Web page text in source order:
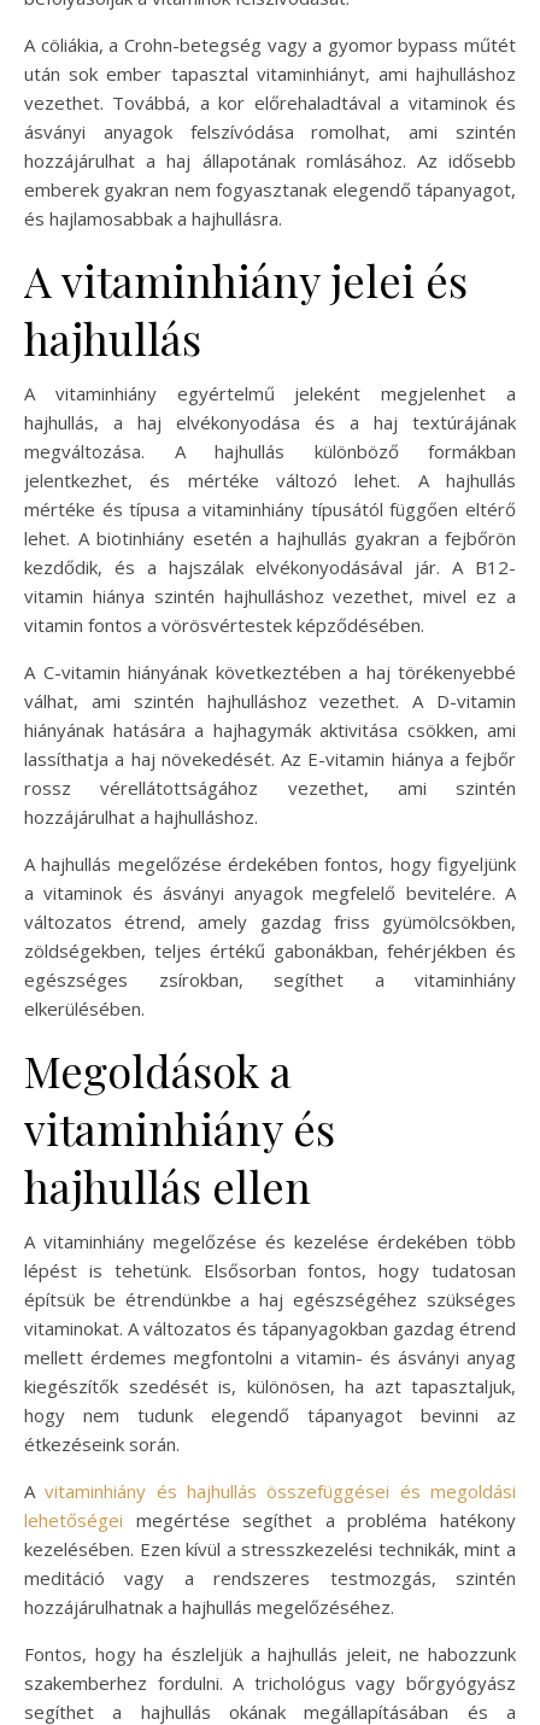
A cöliákia, a Crohn-betegség vagy a gyomor bypass műtét
után sok ember tapasztal vitaminhiányt, ami hajhulláshoz
vezethet. Továbbá, a kor előrehaladtával a vitaminok és
ásványi anyagok felszívódása romolhat, ami szintén
hozzájárulhat a haj állapotának romlásához. Az idősebb
emberek gyakran nem fogyasztanak elegendő tápanyagot,
és hajlamosabbak a hajhullásra.
A vitaminhiány jelei és
hajhullás
A vitaminhiány egyértelmű jeleként megjelenhet a
hajhullás, a haj elvékonyodása és a haj textúrájának
megváltozása. A hajhullás különböző formákban
jelentkezhet, és mértéke változó lehet. A hajhullás
mértéke és típusa a vitaminhiány típusától függően eltérő
lehet. A biotinhiány esetén a hajhullás gyakran a fejbőrön
kezdődik, és a hajszálak elvékonyodásával jár. A B12-
vitamin hiánya szintén hajhulláshoz vezethet, mivel ez a
vitamin fontos a vörösvértestek képződésében.
A C-vitamin hiányának következtében a haj törékenyebbé
válhat, ami szintén hajhulláshoz vezethet. A D-vitamin
hiányának hatására a hajhagymák aktivitása csökken, ami
lassíthatja a haj növekedését. Az E-vitamin hiánya a fejbőr
rossz vérellátottságához vezethet, ami szintén
hozzájárulhat a hajhulláshoz.
A hajhullás megelőzése érdekében fontos, hogy figyeljünk
a vitaminok és ásványi anyagok megfelelő bevitelére. A
változatos étrend, amely gazdag friss gyümölcsökben,
zöldségekben, teljes értékű gabonákban, fehérjékben és
egészséges zsírokban, segíthet a vitaminhiány
elkerülésében.
Megoldások a
vitaminhiány és
hajhullás ellen
A vitaminhiány megelőzése és kezelése érdekében több
lépést is tehetünk. Elsősorban fontos, hogy tudatosan
építsük be étrendünkbe a haj egészségéhez szükséges
vitaminokat. A változatos és tápanyagokban gazdag étrend
mellett érdemes megfontolni a vitamin- és ásványi anyag
kiegészítők szedését is, különösen, ha azt tapasztaljuk,
hogy nem tudunk elegendő tápanyagot bevinni az
étkezéseink során.
Avitaminhiány és hajhullás összefüggései és megoldási
lehetőségei megértése segíthet a probléma hatékony
kezelésében. Ezen kívül a stresszkezelési technikák, mint a
meditáció vagy a rendszeres testmozgás, szintén
hozzájárulhatnak a hajhullás megelőzéséhez.
Fontos, hogy ha észleljük a hajhullás jeleit, ne habozzunk
szakemberhez fordulni. A trichológus vagy bőrgyógyász
segíthet a hajhullás okának megállapításában és a